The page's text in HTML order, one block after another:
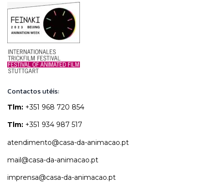
Contactos utéis:
Tlm: +351 968 720 854
Tlm: +351 934 987 517
atendimento@casa-da-animacao.pt
mail@casa-da-animacao.pt
imprensa@casa-da-animacao.pt